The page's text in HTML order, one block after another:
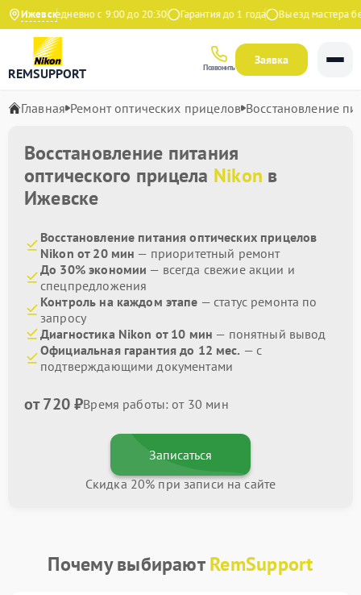
Ижевск
Ежедневно с 9:00 до 20:30 Гарантия до 1 года Выезд мастера
REMSUPPORT Позвонить
Заявка
Главная Ремонт оптических прицелов Восстановление
Восстановление питания
оптического прицела Nikon в
Ижевске
Восстановление питания оптических прицелов
Nikon от 20 мин — приоритетный ремонт
До 30% экономии — всегда свежие акции и
спецпредложения
Контроль на каждом этапе — статус ремонта по
запросу
Диагностика Nikon от 10 мин — понятный вывод
Официальная гарантия до 12 мес. — с
подтверждающими документами
от 720 ₽Время работы: от 30 мин
Записаться
Скидка 20% при записи на сайте
Почему выбираютRemSupport